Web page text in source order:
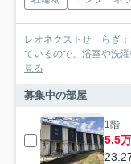
レオネクストせゝらぎ
ているので、浴室や洗
見る
募集中の部屋
1階
5.5